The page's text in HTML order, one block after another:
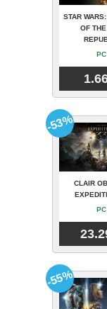
STAR
OF
PC
CLAIR
PC
-53%
-55%